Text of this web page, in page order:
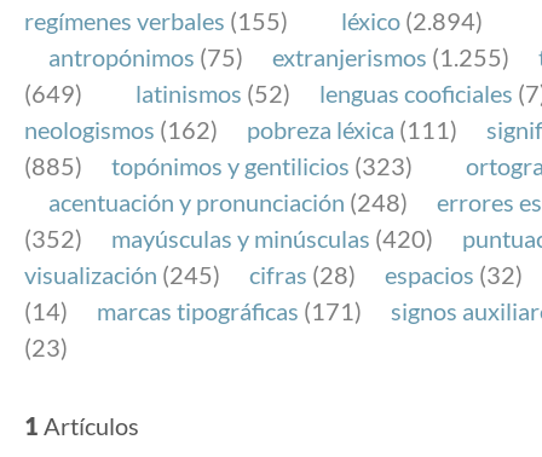
regímenes verbales (155) léxico (2.894)
antropónimos (75) extranjerismos (1.255)
(649)
latinismos (52) lenguas cooficiales
neologismos (162) pobreza léxica (111)
(885)
topónimos y gentilicios (323)
acentuación y pronunciación (248)
errores
(352)
mayúsculas y minúsculas (420)
visualización (245) cifras (28) espacios (32)
(14)
marcas tipográficas (171)
signos
(23)
1 Artículos